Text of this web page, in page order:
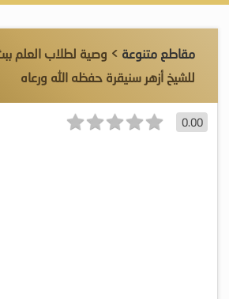
مقاطع متنوعة > وصية لطلاب العلم
للشيخ أزهر سنيقرة حفظه الله ورعاه
0.00